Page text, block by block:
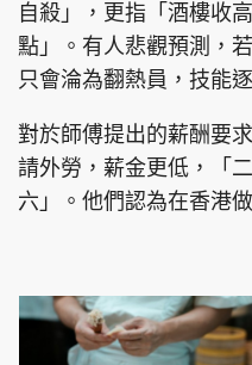
自殺」，更指「酒樓收
點」。有人悲觀預測，
只會淪為翻熱員，技能
對於師傅提出的薪酬要
請外勞，薪金更低，「
六」。他們認為在香港